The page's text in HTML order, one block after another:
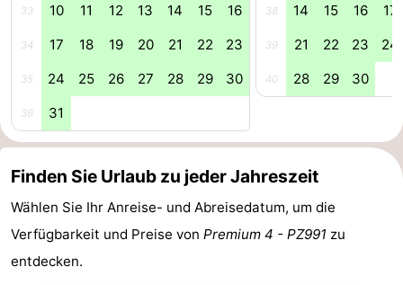
Radfahren
Wandern
Golfplatze
-
Surfen
-
Sportangeln
-
Tauchen
Seehunden
33 10 11 12 13 14 15 16
34 17 18 19 20 21 22 23
35 24 25 26 27 28 29 30
36 31
38 14 15 16 17
39 21 22 23 24
40 28 29 30
Finden Sie Urlaub zu jeder Jahreszeit
Wählen Sie Ihr Anreise- und Abreisedatum, um die
Verfügbarkeit und Preise von Premium 4 - PZ991 zu
entdecken.